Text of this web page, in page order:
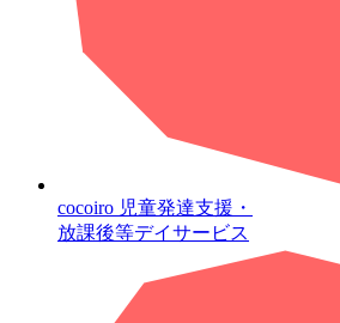
cocoiro 児童発達支援・
放課後等デイサービス